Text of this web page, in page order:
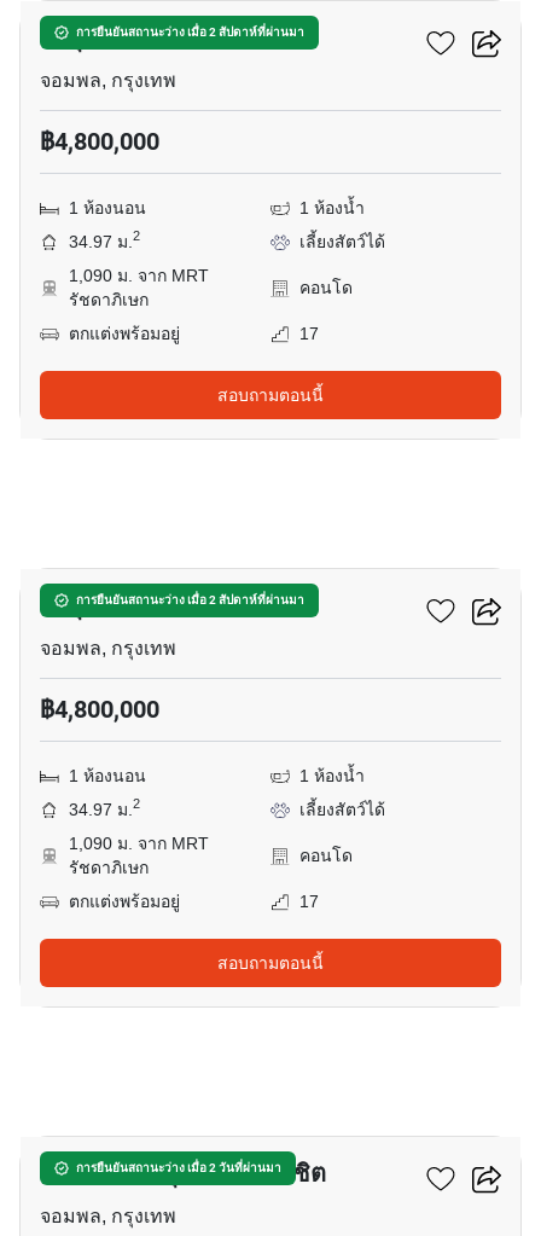
การยืนยันสถานะว่าง เมื่อ 2 สัปดาห์ที่ผ่านมา
มารุ ลาดพร้าว 15
จอมพล, กรุงเทพ
฿4,800,000
1 ห้องนอน
1 ห้องน้ำ
34.97 ม.2
เลี้ยงสัตว์ได้
1,090 ม. จาก MRT
รัชดาภิเษก
คอนโด
ตกแต่งพร้อมอยู่ 17
สอบถามตอนนี้
การยืนยันสถานะว่าง เมื่อ 2 สัปดาห์ที่ผ่านมา
มารุ ลาดพร้าว 15
จอมพล, กรุงเทพ
฿4,800,000
1 ห้องนอน
1 ห้องน้ำ
34.97 ม.2
เลี้ยงสัตว์ได้
1,090 ม. จาก MRT
รัชดาภิเษก
คอนโด
ตกแต่งพร้อมอยู่ 17
สอบถามตอนนี้
การยืนยันสถานะว่าง เมื่อ 2 วันที่ผ่านมา
เดอะ ไลน์ จตุจักร – หมอชิต
จอมพล, กรุงเทพ